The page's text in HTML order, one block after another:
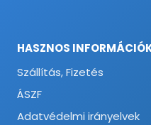
HASZNOS
Szállítás, Fizetés
ÁSZF
Adatvédelmi irányelvek